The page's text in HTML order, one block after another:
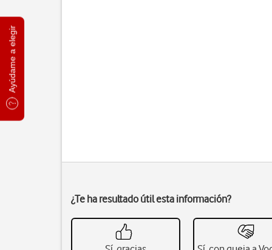
Ayúdame a elegir
¿Te ha resultado útil esta información?